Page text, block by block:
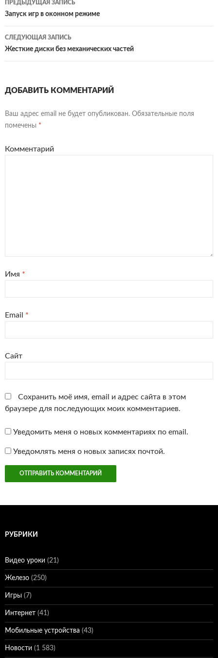
по
записям
ПРЕДЫДУЩАЯ ЗАПИСЬ
Запуск игр в оконном режиме
СЛЕДУЮЩАЯ ЗАПИСЬ
Жесткие диски без механических частей
ДОБАВИТЬ КОММЕНТАРИЙ
Ваш адрес email не будет опубликован. Обязательные поля
помечены *
Комментарий
Имя *
Email *
Сайт
Сохранить моё имя, email и адрес сайта в этом
браузере для последующих моих комментариев.
Уведомить меня о новых комментариях по email.
Уведомлять меня о новых записях почтой.
РУБРИКИ
Видео уроки (21)
Железо (250)
Игры (7)
Интернет (41)
Мобильные устройства (43)
Новости (1 583)